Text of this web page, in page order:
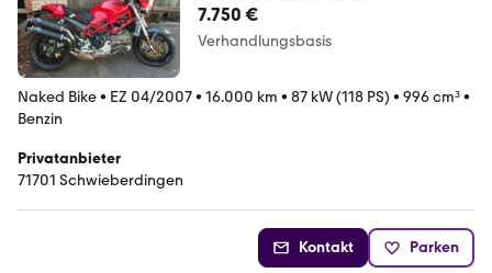
7.750 €
Verhandlungsbasis
Naked Bike• EZ 04/2007• 16.000 km • 87 kW (118 PS) • 996 cm³•
Benzin
Privatanbieter
71701 Schwieberdingen
Kontakt Parken